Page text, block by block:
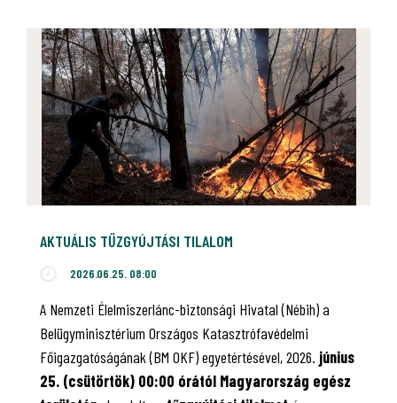
AKTUÁLIS TŰZGYÚJTÁSI TILALOM
2026.06.25. 08:00
A Nemzeti Élelmiszerlánc-biztonsági Hivatal (Nébih) a
Belügyminisztérium Országos Katasztrófavédelmi
Főigazgatóságának (BM OKF) egyetértésével, 2026. június
25. (csütörtök) 00:00 órától Magyarország egész